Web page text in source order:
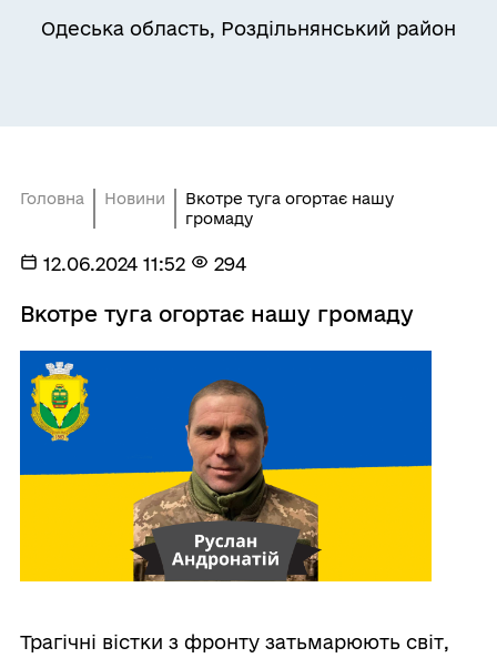
Одеська область, Роздільнянський район
Головна Новини
Вкотре туга огортає нашу
громаду
12.06.2024 11:52 294
Вкотре туга огортає нашу громаду
Трагічні вістки з фронту затьмарюють світ,